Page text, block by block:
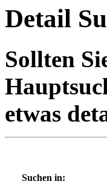
Detail
Sollten
etwas
Suchen in: